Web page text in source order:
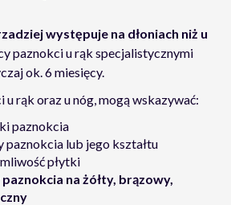
występuje na dłoniach niż u
paznokci u rąk specjalistycznymi
ok. 6 miesięcy.
rąk oraz u nóg, mogą wskazywać:
paznokcia
paznokcia lub jego kształtu
płytki
na żółty, brązowy,